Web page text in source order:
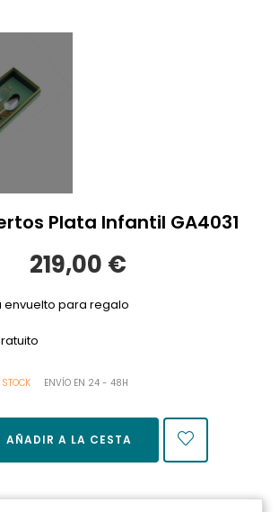
Plata Infantil GA4031
219,00 €
envuelto para regalo
ENVÍO EN 24 - 48H
AÑADIR A LA CESTA